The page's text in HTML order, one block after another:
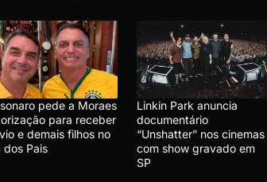
pede a Moraes
para receber
e demais filhos no
dos Pais
Linkin Park anuncia
documentário
“Unshatter” nos cinemas
com show gravado em
SP